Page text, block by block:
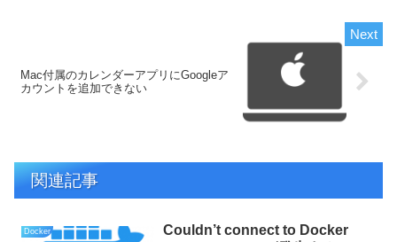
Mac付属のカレンダーアプリにGoogleア
カウントを追加できない
関連記事
Docker
Couldn’t connect to Docker